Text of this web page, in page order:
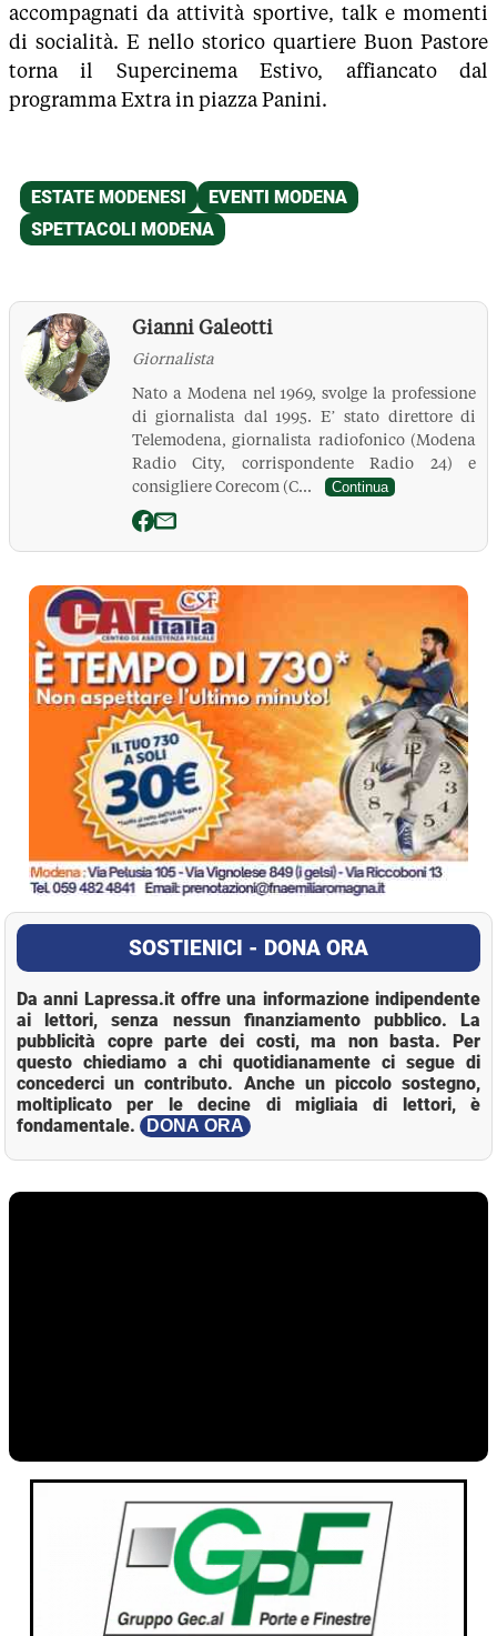
accompagnati da attività sportive, talk e momenti
di socialità. E nello storico quartiere Buon Pastore
torna il Supercinema Estivo, affiancato dal
programma Extra in piazza Panini.
Gianni Galeotti
Giornalista
Nato a Modena nel 1969, svolge la professione
di giornalista dal 1995. E’ stato direttore di
Telemodena, giornalista radiofonico (Modena
Radio City, corrispondente Radio 24) e
consigliere Corecom (C...
Continua
La Pressa
SOSTIENICI - DONA ORA
Da anni Lapressa.it offre una informazione indipendente
ai lettori, senza nessun finanziamento pubblico. La
pubblicità copre parte dei costi, ma non basta. Per
questo chiediamo a chi quotidianamente ci segue di
concederci un contributo. Anche un piccolo sostegno,
moltiplicato per le decine di migliaia di lettori, è
fondamentale.
DONA ORA